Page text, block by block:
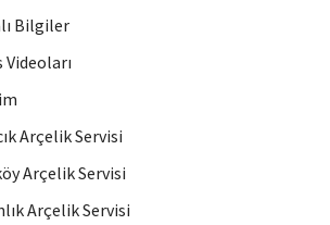
Bilgiler
Videoları
Arçelik Servisi
Arçelik Servisi
Arçelik Servisi